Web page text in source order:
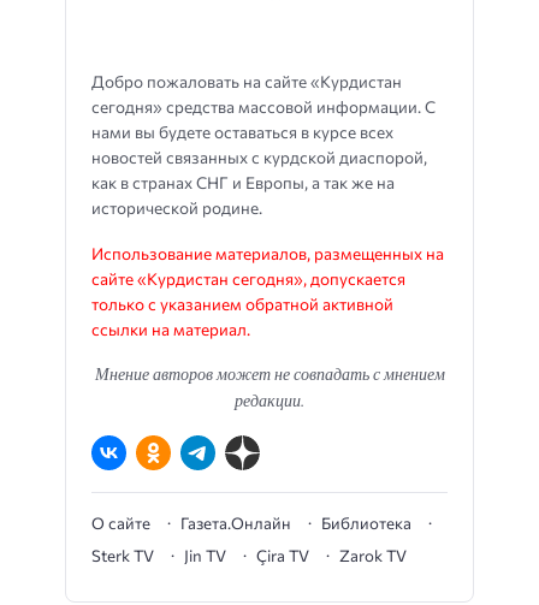
Добро пожаловать на сайте «Курдистан
сегодня» средства массовой информации. С
нами вы будете оставаться в курсе всех
новостей связанных с курдской диаспорой,
как в странах СНГ и Европы, а так же на
исторической родине.
Использование материалов, размещенных на
сайте «Курдистан сегодня», допускается
только с указанием обратной активной
ссылки на материал.
Мнение авторов может не совпадать с мнением
редакции.
О сайте Газета.Онлайн
Библиотека
Sterk TV
Jin TV Çira TV Zarok TV